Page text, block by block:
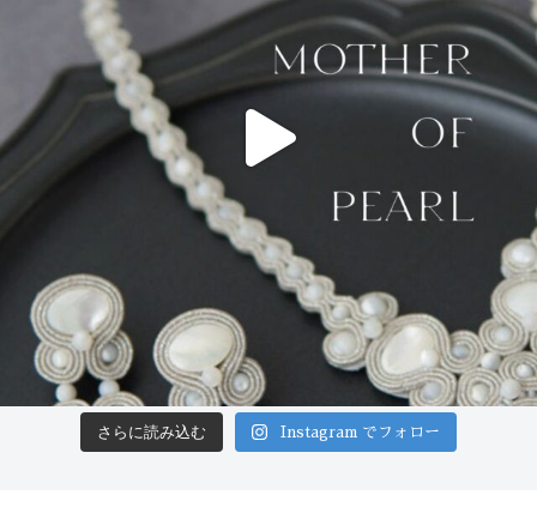
さらに読み込む Instagram でフォロー